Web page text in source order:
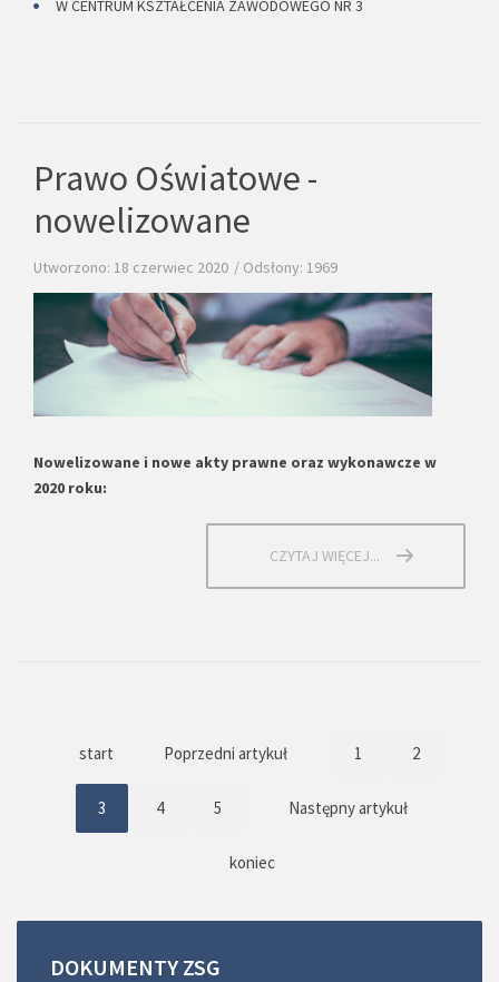
W CENTRUM KSZTAŁCENIA ZAWODOWEGO NR 3
Prawo Oświatowe -
nowelizowane
Utworzono: 18 czerwiec 2020 Odsłony: 1969
Nowelizowane i nowe akty prawne oraz wykonawcze w
2020 roku:
CZYTAJ WIĘCEJ...
start Poprzedni artykuł 1 2
3 4 5 Następny artykuł
koniec
DOKUMENTY ZSG